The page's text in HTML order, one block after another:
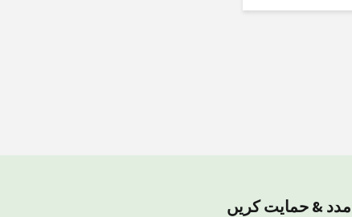
مدد & حمایت کریں